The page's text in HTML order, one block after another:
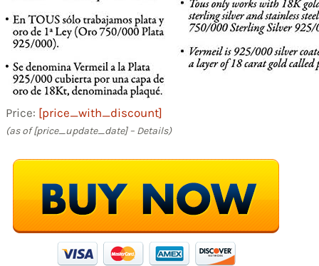
Price: [price_with_discount]
(as of [price_update_date] – Details)